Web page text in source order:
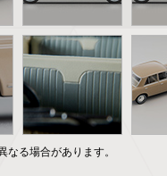
る場合があります。